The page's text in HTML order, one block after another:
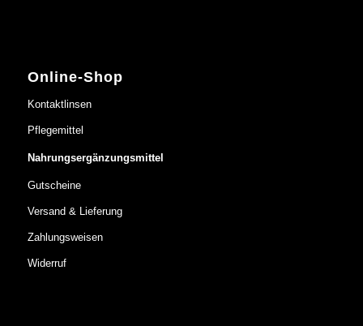
Online-Shop
Kontaktlinsen
Pflegemittel
Nahrungsergänzungsmittel
Gutscheine
Versand & Lieferung
Zahlungsweisen
Widerruf